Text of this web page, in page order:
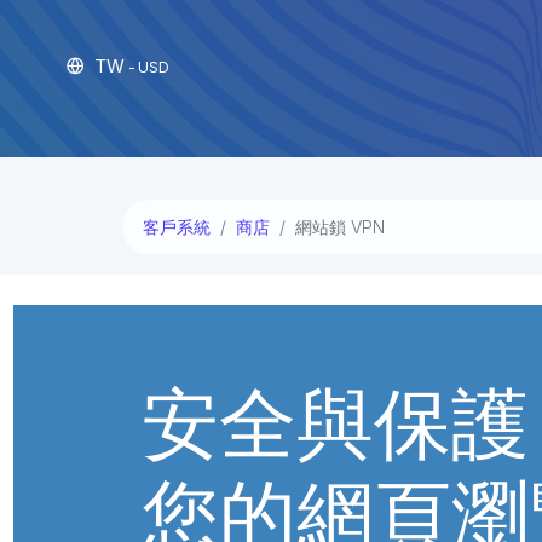
TW - USD
客戶系統 商店 網站鎖 VPN
安全與保護
您的網頁